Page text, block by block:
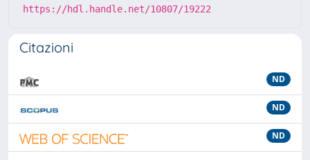
https://hdl.handle.net/10807/19222
Citazioni
ND
ND
ND